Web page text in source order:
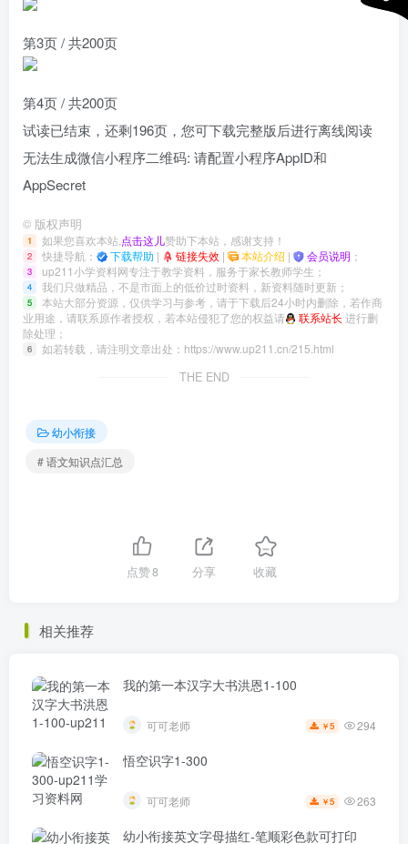
第3页 / 共200页
第4页 / 共200页
试读已结束，还剩196页，您可下载完整版后进行离线阅读
无法生成微信小程序二维码: 请配置小程序AppID和
AppSecret
© 版权声明
1 如果您喜欢本站, 点击这儿赞助下本站，感谢支持！
2 快捷导航： 下载帮助 | 链接失效 | 本站介绍 | 会员说明 ；
3 up211小学资料网专注于教学资料，服务于家长教师学生；
4 我们只做精品，不是市面上的低价过时资料，新资料随时更新；
5
本站大部分资源，仅供学习与参考，请于下载后24小时内删除，若作商
业用途，请联系原作者授权，若本站侵犯了您的权益请
联系站长 进行删
除处理；
6 如若转载，请注明文章出处： https://www.up211.cn/215.html
THE END
幼小衔接
# 语文知识点汇总
点赞8 分享 收藏
相关推荐
我的第一本汉字大书洪恩1-100
可可老师 ￥5 294
悟空识字1-300
可可老师 ￥5 263
幼小衔接英文字母描红-笔顺彩色款可打印